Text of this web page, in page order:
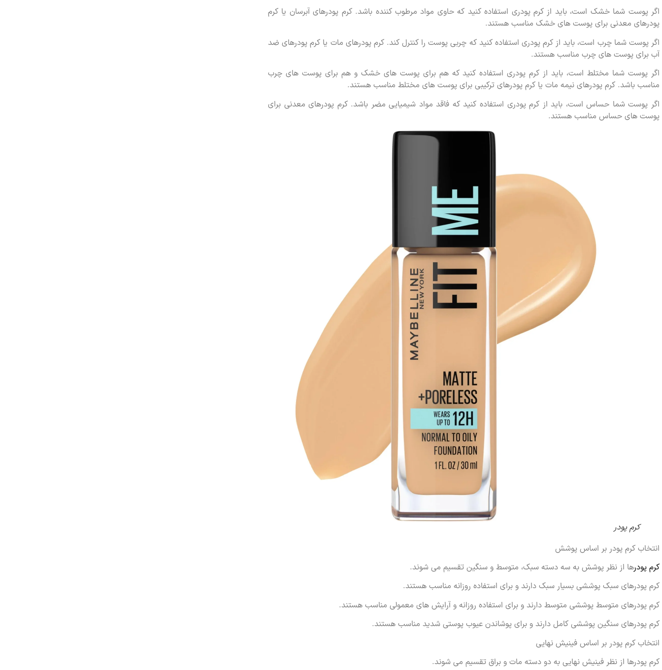
اگر پوست شما خشک است، باید از کرم پودری استفاده کنید که حاوی مواد مرطوب کننده باشد. کرم پودرهای آبرسان یا کرم
پودرهای معدنی برای پوست های خشک مناسب هستند.
اگر پوست شما چرب است، باید از کرم پودری استفاده کنید که چربی پوست را کنترل کند. کرم پودرهای مات یا کرم پودرهای ضد
آب برای پوست های چرب مناسب هستند.
اگر پوست شما مختلط است، باید از کرم پودری استفاده کنید که هم برای پوست های خشک و هم برای پوست های چرب
مناسب باشد. کرم پودرهای نیمه مات یا کرم پودرهای ترکیبی برای پوست های مختلط مناسب هستند.
اگر پوست شما حساس است، باید از کرم پودری استفاده کنید که فاقد مواد شیمیایی مضر باشد. کرم پودرهای معدنی برای
پوست های حساس مناسب هستند.
کرم پودر
انتخاب کرم پودر بر اساس پوشش
کرم پودرها از نظر پوشش به سه دسته سبک، متوسط و سنگین تقسیم می شوند.
کرم پودرهای سبک پوششی بسیار سبک دارند و برای استفاده روزانه مناسب هستند.
کرم پودرهای متوسط پوششی متوسط دارند و برای استفاده روزانه و آرایش های معمولی مناسب هستند.
کرم پودرهای سنگین پوششی کامل دارند و برای پوشاندن عیوب پوستی شدید مناسب هستند.
انتخاب کرم پودر بر اساس فینیش نهایی
کرم پودرها از نظر فینیش نهایی به دو دسته مات و براق تقسیم می شوند.